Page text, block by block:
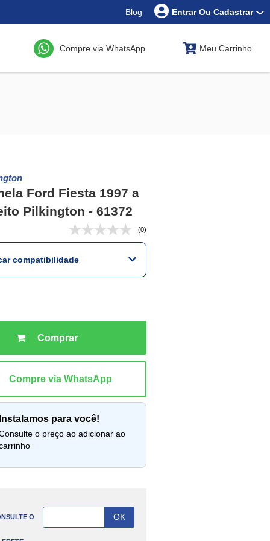
Blog Entrar Ou Cadastrar
Compre via WhatsApp Meu Carrinho
Ford Fiesta 1997 a
Pilkington - 61372
(0)
compatibilidade
instalamos para você!
ao adicionar ao
O